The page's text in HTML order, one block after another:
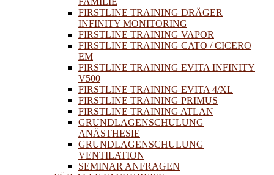
FIRSTLINE TRAINING DRÄGER
INFINITY MONITORING
FIRSTLINE TRAINING VAPOR
FIRSTLINE TRAINING CATO / CICERO
EM
FIRSTLINE TRAINING EVITA INFINITY
V500
FIRSTLINE TRAINING EVITA 4/XL
FIRSTLINE TRAINING PRIMUS
FIRSTLINE TRAINING ATLAN
GRUNDLAGENSCHULUNG
ANÄSTHESIE
GRUNDLAGENSCHULUNG
VENTILATION
SEMINAR ANFRAGEN